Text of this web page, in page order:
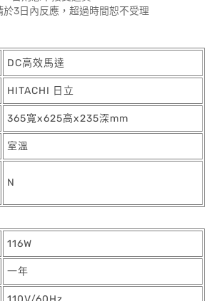
於3日內反應，超過時間恕不受理
DC高效馬達
HITACHI 日立
365寬x625高x235深mm
室溫
N
116W
一年